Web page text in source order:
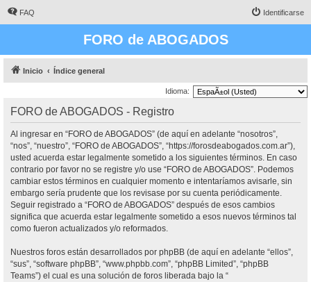
FAQ Identificarse
FORO de ABOGADOS
Inicio Índice general
Idioma:
FORO de ABOGADOS - Registro
Al ingresar en “FORO de ABOGADOS” (de aquí en adelante “nosotros”,
“nos”, “nuestro”, “FORO de ABOGADOS”, “https://forosdeabogados.com.ar”),
usted acuerda estar legalmente sometido a los siguientes términos. En caso
contrario por favor no se registre y/o use “FORO de ABOGADOS”. Podemos
cambiar estos términos en cualquier momento e intentaríamos avisarle, sin
embargo sería prudente que los revisase por su cuenta periódicamente.
Seguir registrado a “FORO de ABOGADOS” después de esos cambios
significa que acuerda estar legalmente sometido a esos nuevos términos tal
como fueron actualizados y/o reformados.
Nuestros foros están desarrollados por phpBB (de aquí en adelante “ellos”,
“sus”, “software phpBB”, “www.phpbb.com”, “phpBB Limited”, “phpBB
Teams”) el cual es una solución de foros liberada bajo la “